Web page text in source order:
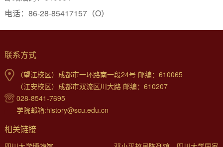
电话： 86-28-85417157（O）
联系方式
（望江校区）成都市一环路南一段24号 邮编：610065
（江安校区）成都市双流区川大路 邮编：610207
028-8541-7695
学院邮箱:history@scu.edu.cn
相关链接